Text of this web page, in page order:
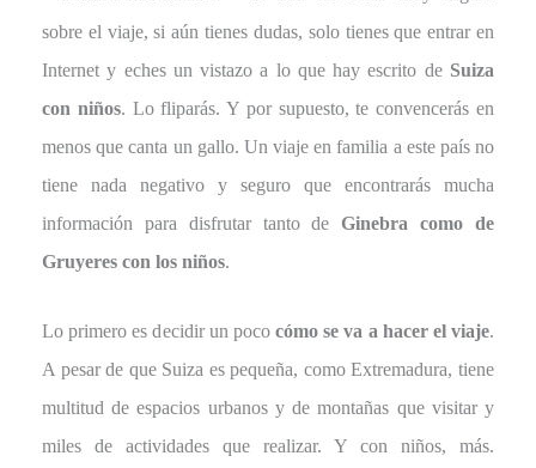
sobre el viaje, si aún tienes dudas, solo tienes que entrar en
Internet y eches un vistazo a lo que hay escrito de Suiza
con niños. Lo fliparás. Y por supuesto, te convencerás en
menos que canta un gallo. Un viaje en familia a este país no
tiene nada negativo y seguro que encontrarás mucha
información para disfrutar tanto de Ginebra como de
Gruyeres con los niños.
Lo primero es decidir un poco cómo se va a hacer el viaje.
A pesar de que Suiza es pequeña, como Extremadura, tiene
multitud de espacios urbanos y de montañas que visitar y
miles de actividades que realizar. Y con niños, más.